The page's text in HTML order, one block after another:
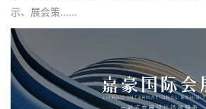
示、展会策......